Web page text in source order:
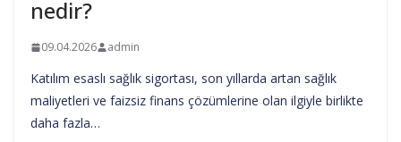
nedir?
09.04.2026 admin
Katılım esaslı sağlık sigortası, son yıllarda artan sağlık
maliyetleri ve faizsiz finans çözümlerine olan ilgiyle birlikte
daha fazla…